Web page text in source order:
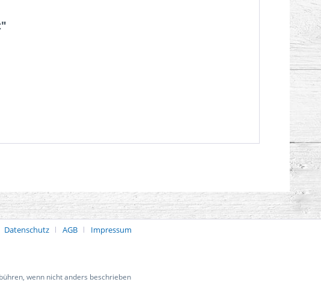
Datenschutz AGB Impressum
wenn nicht anders beschrieben